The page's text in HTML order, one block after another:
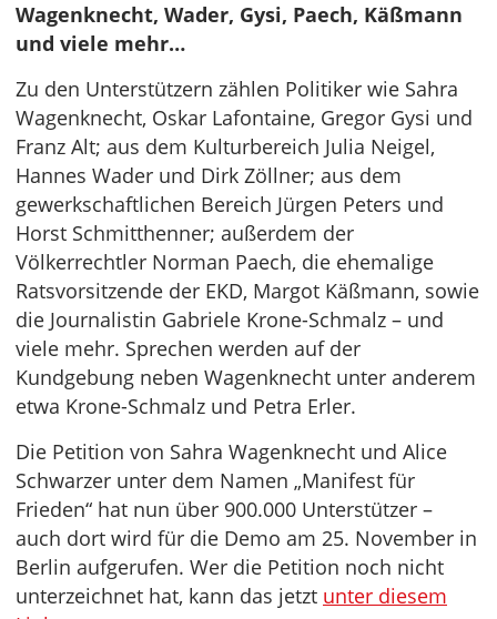
Wagenknecht, Wader, Gysi, Paech, Käßmann
und viele mehr…
Zu den Unterstützern zählen Politiker wie Sahra
Wagenknecht, Oskar Lafontaine, Gregor Gysi und
Franz Alt; aus dem Kulturbereich Julia Neigel,
Hannes Wader und Dirk Zöllner; aus dem
gewerkschaftlichen Bereich Jürgen Peters und
Horst Schmitthenner; außerdem der
Völkerrechtler Norman Paech, die ehemalige
Ratsvorsitzende der EKD, Margot Käßmann, sowie
die Journalistin Gabriele Krone-Schmalz – und
viele mehr. Sprechen werden auf der
Kundgebung neben Wagenknecht unter anderem
etwa Krone-Schmalz und Petra Erler.
Die Petition von Sahra Wagenknecht und Alice
Schwarzer unter dem Namen „Manifest für
Frieden“ hat nun über 900.000 Unterstützer –
auch dort wird für die Demo am 25. November in
Berlin aufgerufen. Wer die Petition noch nicht
unterzeichnet hat, kann das jetzt unter diesem